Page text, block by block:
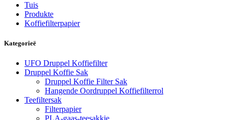
Tuis
Produkte
Koffiefilterpapier
Kategorieë
UFO Druppel Koffiefilter
Druppel Koffie Sak
Druppel Koffie Filter Sak
Hangende Oordruppel Koffiefilterrol
Teefiltersak
Filterpapier